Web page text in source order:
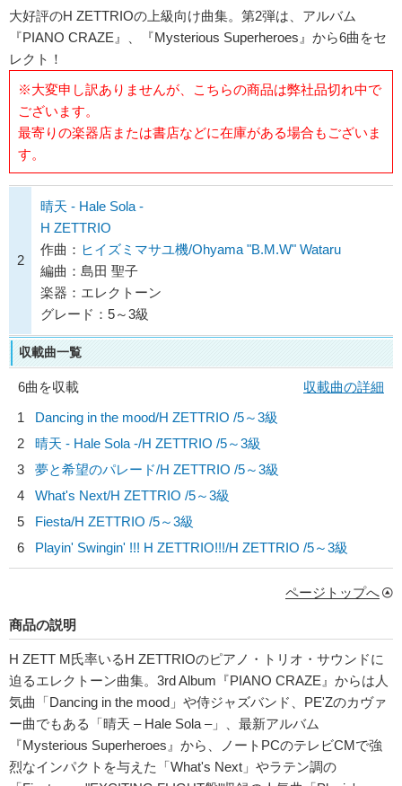
大好評のH ZETTRIOの上級向け曲集。第2弾は、アルバム
『PIANO CRAZE』、『Mysterious Superheroes』から6曲をセ
レクト！
※大変申し訳ありませんが、こちらの商品は弊社品切れ中で
ございます。
最寄りの楽器店または書店などに在庫がある場合もございま
す。
2
晴天 - Hale Sola -
H ZETTRIO
作曲： ヒイズミマサユ機/Ohyama "B.M.W" Wataru
編曲：島田 聖子
楽器：エレクトーン
グレード：5～3級
収載曲一覧
6曲を収載
収載曲の詳細
1
Dancing in the mood/H ZETTRIO /5～3級
2
晴天 - Hale Sola -/H ZETTRIO /5～3級
3
夢と希望のパレード/H ZETTRIO /5～3級
4
What's Next/H ZETTRIO /5～3級
5
Fiesta/H ZETTRIO /5～3級
6
Playin' Swingin' !!! H ZETTRIO!!!/H ZETTRIO /5～3級
ページトップへ
商品の説明
H ZETT M氏率いるH ZETTRIOのピアノ・トリオ・サウンドに
迫るエレクトーン曲集。3rd Album『PIANO CRAZE』からは人
気曲「Dancing in the mood」や侍ジャズバンド、PE'Zのカヴァ
ー曲でもある「晴天 ‒ Hale Sola ‒」、最新アルバム
『Mysterious Superheroes』から、ノートPCのテレビCMで強
烈なインパクトを与えた「What's Next」やラテン調の